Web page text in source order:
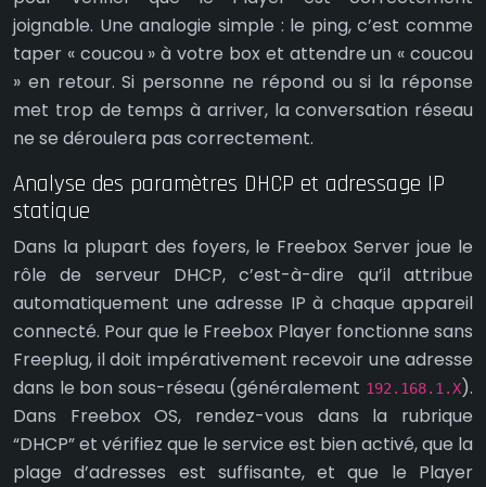
joignable. Une analogie simple : le ping, c’est comme
taper « coucou » à votre box et attendre un « coucou
» en retour. Si personne ne répond ou si la réponse
met trop de temps à arriver, la conversation réseau
ne se déroulera pas correctement.
Analyse des paramètres DHCP et adressage IP
statique
Dans la plupart des foyers, le Freebox Server joue le
rôle de serveur DHCP, c’est-à-dire qu’il attribue
automatiquement une adresse IP à chaque appareil
connecté. Pour que le Freebox Player fonctionne sans
Freeplug, il doit impérativement recevoir une adresse
dans le bon sous-réseau (généralement 192.168.1.X).
Dans Freebox OS, rendez-vous dans la rubrique
“DHCP” et vérifiez que le service est bien activé, que la
plage d’adresses est suffisante, et que le Player